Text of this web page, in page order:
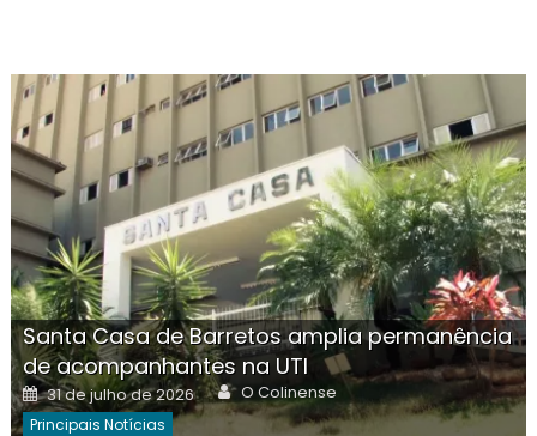
Santa Casa de Barretos amplia permanência
de acompanhantes na UTI
Posted
on
31 de julho de 2026 Author
O Colinense
Principais Notícias